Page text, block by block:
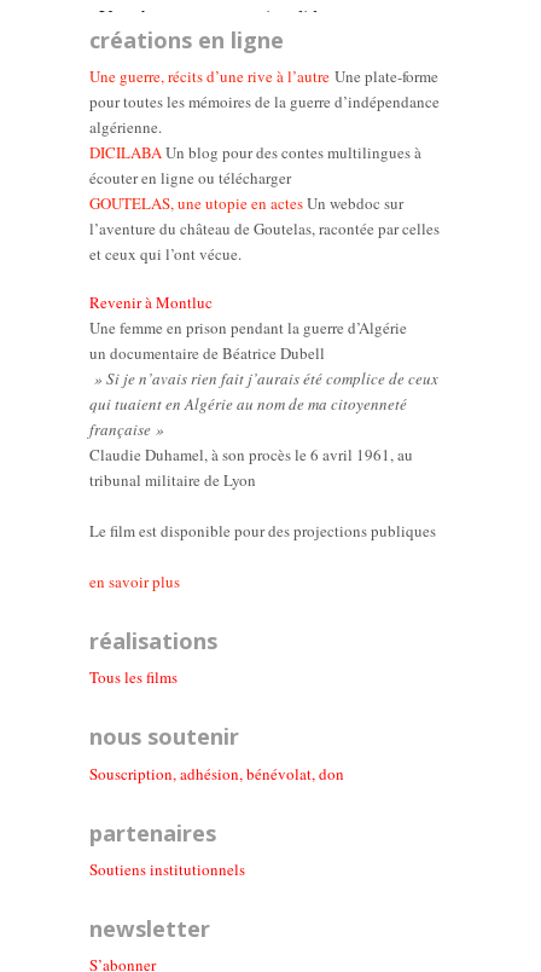
créations en ligne
Une guerre, récits d’une rive à l’autre Une plate-forme
pour toutes les mémoires de la guerre d’indépendance
algérienne.
DICILABAUn blog pour des contes multilingues à
écouter en ligne ou télécharger
GOUTELAS, une utopie en actesUn webdoc sur
l’aventure du château de Goutelas, racontée par celles
et ceux qui l’ont vécue.
Revenir à Montluc
Une femme en prison pendant la guerre d’Algérie
un documentaire de Béatrice Dubell
» Si je n’avais rien fait j’aurais été complice de ceux
qui tuaient en Algérie au nom de ma citoyenneté
française »
Claudie Duhamel, à son procès le 6 avril 1961, au
tribunal militaire de Lyon
Le film est disponible pour des projections publiques
en savoir plus
réalisations
Tous les films
nous soutenir
Souscription, adhésion, bénévolat, don
partenaires
Soutiens institutionnels
newsletter
S’abonner